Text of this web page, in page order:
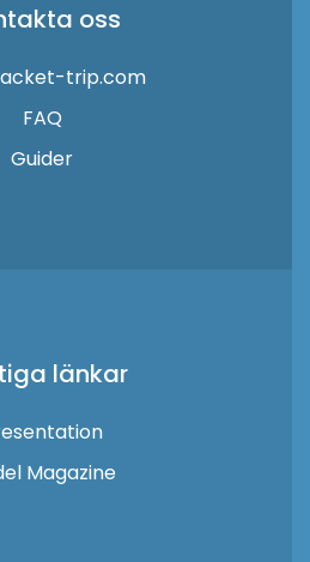
oss
trip.com
FAQ
Guider
länkar
Magazine